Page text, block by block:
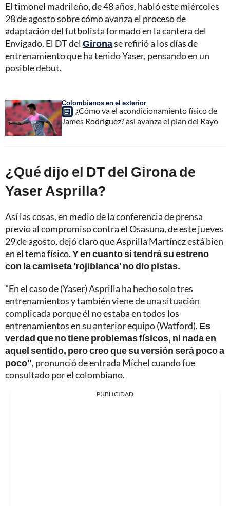
El timonel madrileño, de 48 años, habló este miércoles
28 de agosto sobre cómo avanza el proceso de
adaptación del futbolista formado en la cantera del
Envigado. El DT del Gironase refirió a los días de
entrenamiento que ha tenido Yaser, pensando en un
posible debut.
Colombianos en el exterior
¿Cómo va el acondicionamiento físico de
James Rodríguez? así avanza el plan del Rayo
¿Qué dijo el DT del Girona de
Yaser Asprilla?
Así las cosas, en medio de la conferencia de prensa
previo al compromiso contra el Osasuna, de este jueves
29 de agosto, dejó claro que Asprilla Martínez está bien
en el tema físico.Y en cuanto si tendrá su estreno
con la camiseta 'rojiblanca' no dio pistas.
"En el caso de (Yaser) Asprilla ha hecho solo tres
entrenamientos y también viene de una situación
complicada porque él no estaba en todos los
entrenamientos en su anterior equipo (Watford). Es
verdad que no tiene problemas físicos, ni nada en
aquel sentido, pero creo que su versión será poco a
poco", pronunció de entrada Míchel cuando fue
consultado por el colombiano.
PUBLICIDAD